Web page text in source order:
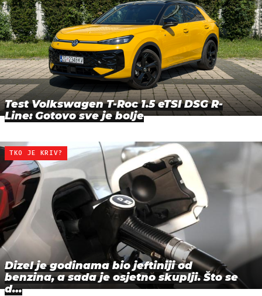
Test Volkswagen T-Roc 1.5 eTSI DSG R-
Line: Gotovo sve je bolje
TKO JE KRIV?
Dizel je godinama bio jeftiniji od
benzina, a sada je osjetno skuplji. Što se
d…